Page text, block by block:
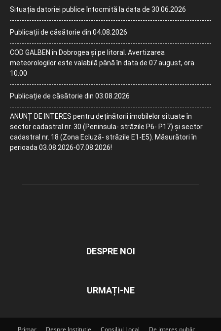
Situația datoriei publice întocmită la data de 30.06.2026
Publicații de căsătorie din 04.08.2026
COD GALBEN în Dobrogea și pe litoral. Avertizarea
meteorologilor este valabilă până în data de 07 august, ora
10:00
Publicație de căsătorie din 03.08.2026
ANUNȚ DE INTERES pentru deținătorii imobilelor situate în
sector cadastral nr. 30 (Peninsula- străzile P6- P17) și sector
cadastral nr. 18 (Zona Ecluză- străzile E1-E5). Măsurători în
perioada 03.08.2026-07.08.2026!
DESPRE NOI
URMAȚI-NE
Primar Despre Instituție Consiliul Local De interes public